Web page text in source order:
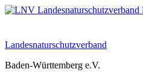
Zum
Landesnaturschutzverband
Baden-Württemberg e.V.